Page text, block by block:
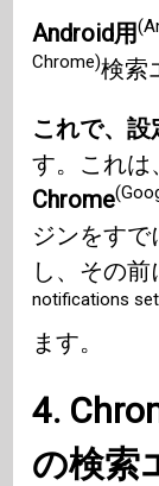
Android用
Chrome)検索
これで、設
す。これは
Chrome
ジンをす
し、その前
notifications
ます。
4.
の検索